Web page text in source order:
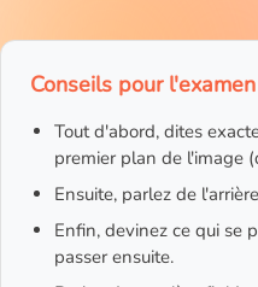
Conseils pour l'examen
Tout d'abord, dites
premier plan de l'image
Ensuite, parlez de
Enfin, devinez ce qui se
passer ensuite.